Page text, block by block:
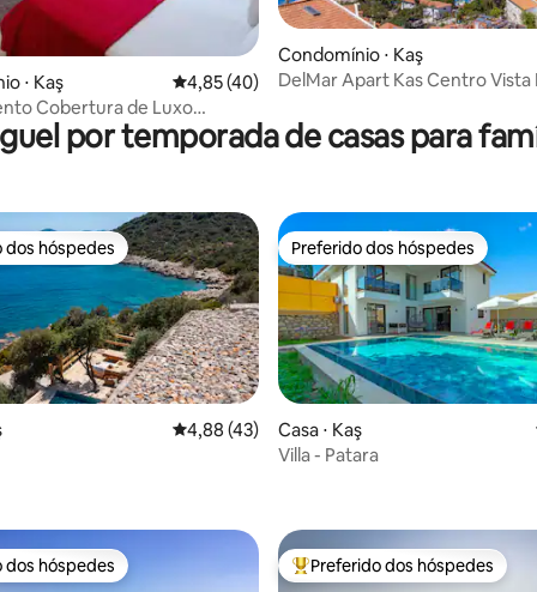
de 5, 26 avaliações
⋅ Kaş 4,85 de uma avaliação média de 5, 40
4,85 (40)
Cobertura de Luxo
com Vista Mar
Condomínio ⋅ Kaş
DelMar Apart Kas Centro Vista
por temporada de casas para
de 5, 18 avaliações
dos hóspedes
dos hóspedes
4,88 de uma avaliação média de 5, 43
4,88 (43)
Preferido dos hóspedes
Preferido dos hóspedes
Casa ⋅ Kaş
Villa - Patara
dos hóspedes
dos hóspedes Entre os melhores preferidos
Preferido dos hóspedes